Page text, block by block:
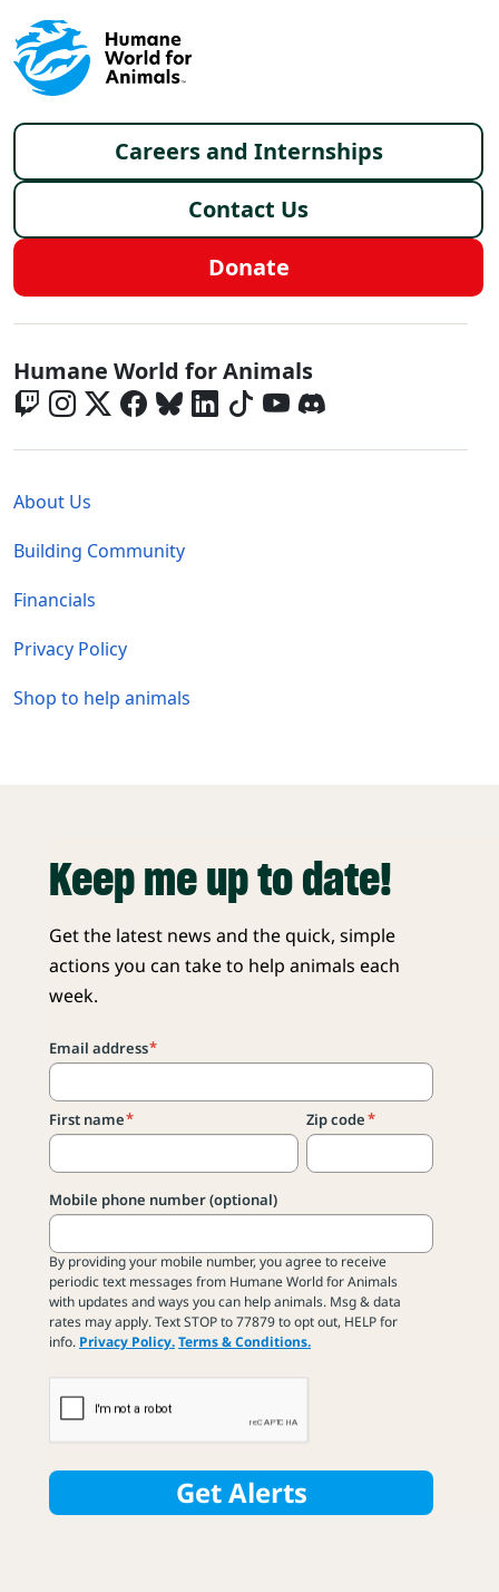
Footer menu
Careers and Internships
Contact Us
Donate
Global - Social Menu
Humane World for Animals
About Us
Building Community
Financials
Privacy Policy
Shop to help animals